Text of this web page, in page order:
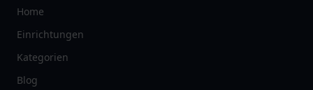
Home
Einrichtungen
Kategorien
Blog